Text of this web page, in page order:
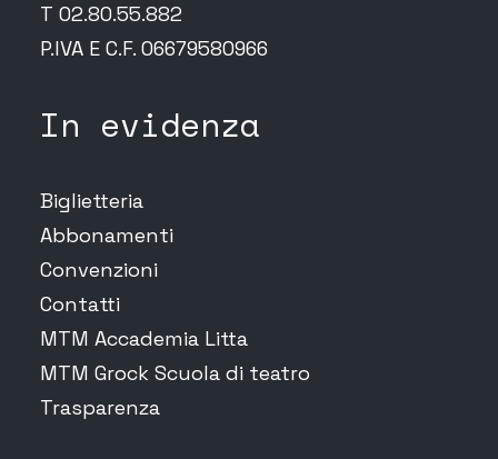
T 02.80.55.882
P.IVA E C.F. 06679580966
In evidenza
Biglietteria
Abbonamenti
Convenzioni
Contatti
MTM Accademia Litta
MTM Grock Scuola di teatro
Trasparenza